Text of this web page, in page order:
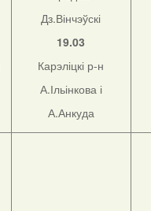
Дз.Вінчэўскі
19.03
Карэліцкі р-н
А.Ільінкова і
А.Анкуда